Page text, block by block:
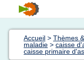
Accueil > Thèmes
maladie > caisse
caisse primaire